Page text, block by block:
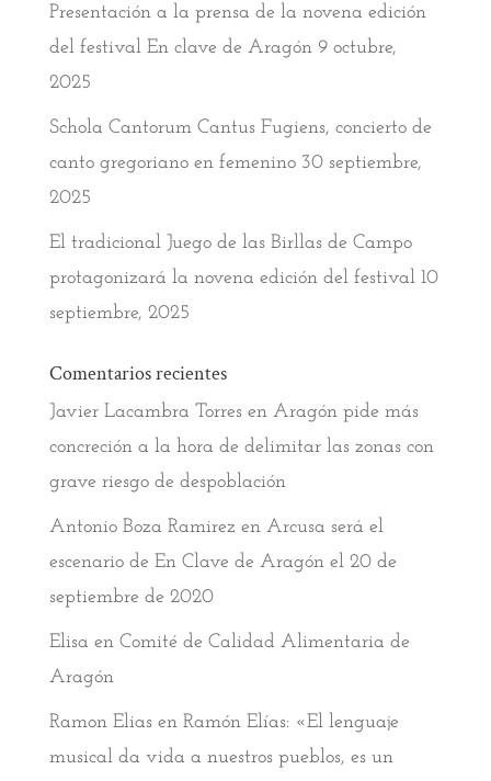
Presentación a la prensa de la novena edición
del festival En clave de Aragón 9 octubre,
2025
Schola Cantorum Cantus Fugiens, concierto de
canto gregoriano en femenino 30 septiembre,
2025
El tradicional Juego de las Birllas de Campo
protagonizará la novena edición del festival 10
septiembre, 2025
Comentarios recientes
Javier Lacambra Torresen Aragón pide más
concreción a la hora de delimitar las zonas con
grave riesgo de despoblación
Antonio Boza Ramirez en Arcusa será el
escenario de En Clave de Aragón el 20 de
septiembre de 2020
Elisa en Comité de Calidad Alimentaria de
Aragón
Ramon Eliasen Ramón Elías: «El lenguaje
musical da vida a nuestros pueblos, es un